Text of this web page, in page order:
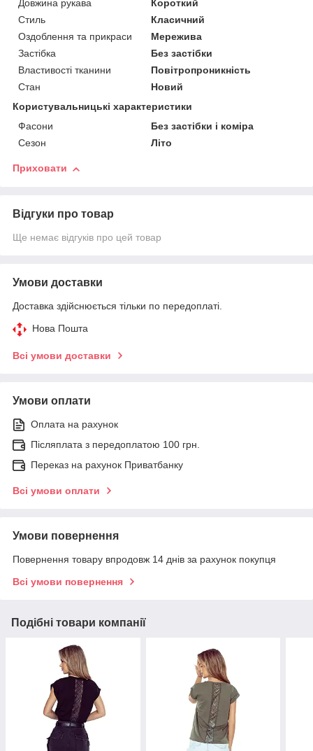
Довжина рукава
Короткий
Стиль
Класичний
Оздоблення та прикраси
Мережива
Застібка
Без застібки
Властивості тканини
Повітропроникність
Стан
Новий
Користувальницькі характеристики
Фасони
Без застібки і коміра
Сезон
Літо
Приховати
Відгуки про товар
Ще немає відгуків про цей товар
Умови доставки
Доставка здійснюється тільки по передоплаті.
Нова Пошта
Всі умови доставки
Умови оплати
Оплата на рахунок
Післяплата з передоплатою 100 грн.
Переказ на рахунок Приватбанку
Всі умови оплати
Умови повернення
Повернення товару впродовж 14 днів за рахунок покупця
Всі умови повернення
Подібні товари компанії